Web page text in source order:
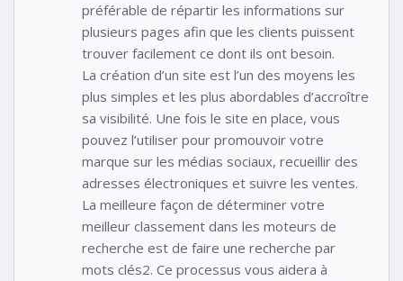
préférable de répartir les informations sur
plusieurs pages afin que les clients puissent
trouver facilement ce dont ils ont besoin.
La création d’un site est l’un des moyens les
plus simples et les plus abordables d’accroître
sa visibilité. Une fois le site en place, vous
pouvez l’utiliser pour promouvoir votre
marque sur les médias sociaux, recueillir des
adresses électroniques et suivre les ventes.
La meilleure façon de déterminer votre
meilleur classement dans les moteurs de
recherche est de faire une recherche par
mots clés2. Ce processus vous aidera à